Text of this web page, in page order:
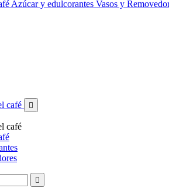
Azúcar y edulcorantes Vasos y
café

café
